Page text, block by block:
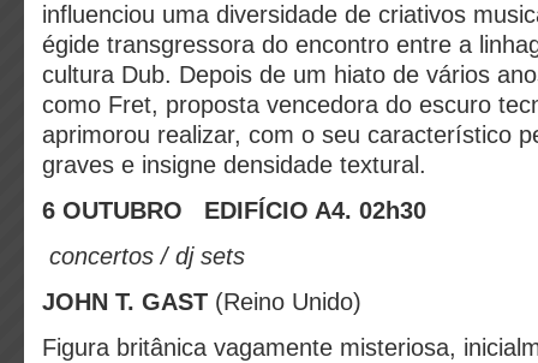
influenciou uma diversidade de criativos
égide transgressora do encontro entre a
cultura Dub. Depois de um hiato de vários
como Fret, proposta vencedora do escuro
aprimorou realizar, com o seu característico
graves e insigne densidade textural.
6 OUTUBRO
EDIFÍCIO A4. 02h30
concertos / dj sets
JOHN T. GAST (Reino Unido)
Figura britânica vagamente misteriosa,